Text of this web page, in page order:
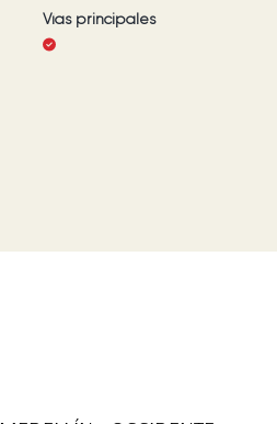
Vías principales